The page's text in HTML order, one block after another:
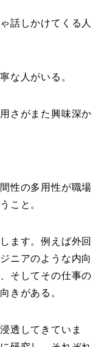
話しかけてくる人
な人がいる。
さがまた興味深か
性の多用性が職場
こと。
ます。例えば外回
ニアのような内向
そしてその仕事の
きがある。
透してきていま